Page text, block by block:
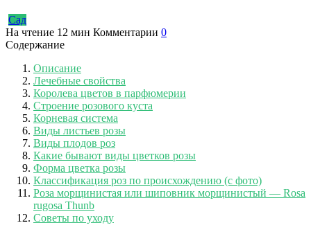
Сад
На чтение 12 мин Комментарии 0
Содержание
Описание
Лечебные свойства
Королева цветов в парфюмерии
Строение розового куста
Корневая система
Виды листьев розы
Виды плодов роз
Какие бывают виды цветков розы
Форма цветка розы
Классификация роз по происхождению (с фото)
Роза морщинистая или шиповник морщинистый — Rosa
rugosa Thunb
Советы по уходу